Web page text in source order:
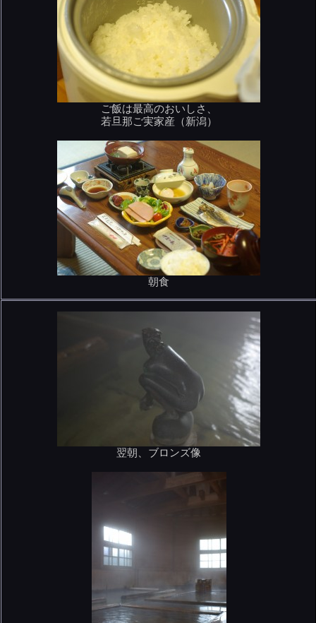
ご飯は最高のおいしさ、
若旦那ご実家産（新潟）
朝食
翌朝、ブロンズ像